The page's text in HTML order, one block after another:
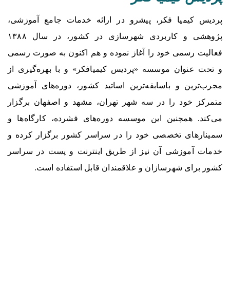
پردیس کیمیا فکر، پیشرو در ارائه خدمات جامع آموزشی،
پژوهشی و کاربردی شهرسازی در کشور، در سال ۱۳۸۸
فعالیت رسمی خود را آغاز نموده و هم اکنون به صورت رسمی
و تحت عنوان موسسه «پردیس کیمیافکر» و با بهره‌­گیری از
مجرب‌­ترین و باسابقه‌­ترین اساتید کشور، دوره‌های آموزشی
متمرکز خود را در سه شهر تهران، مشهد و اصفهان برگزار
می‌کند. همچنین این موسسه دوره‌های فشرده، کارگاه‌ها و
سمینارهای تخصصی خود را در سراسر کشور برگزار کرده و
خدمات آموزشی آن نیز از طریق اینترنت و پست در سراسر
کشور برای شهرسازان و علاقمندان قابل استفاده است.